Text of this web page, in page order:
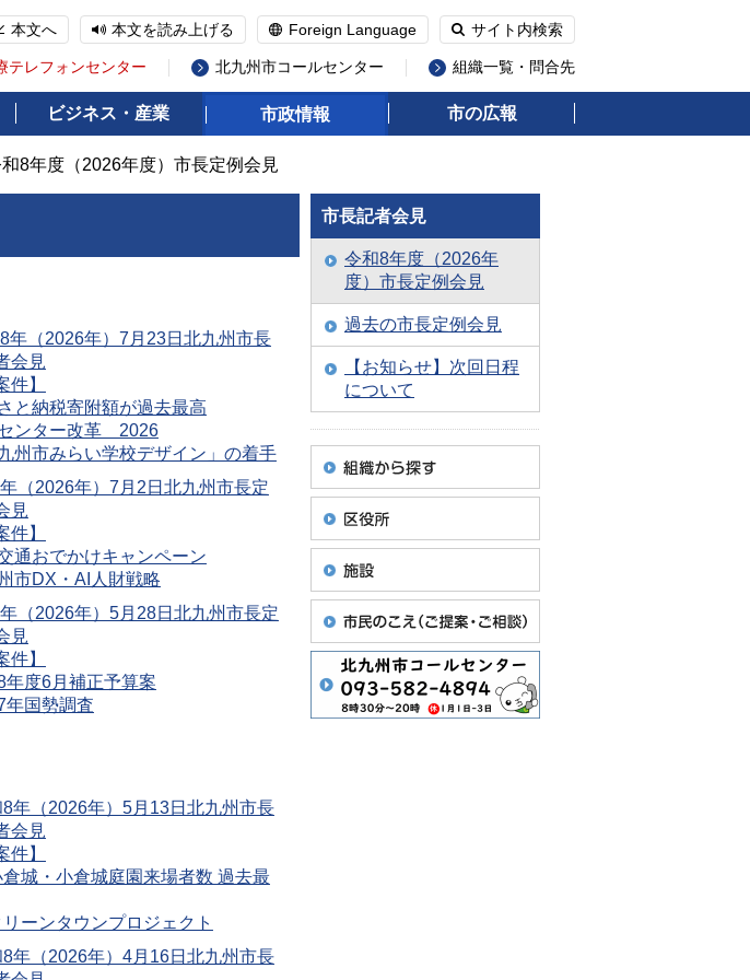
本文へ 本文を読み上げる Foreign Language サイト内検索
テレフォンセンター 北九州市コールセンター 組織一覧・問合先
ビジネス・産業 市政情報 市の広報
8年度（2026年度）市長定例会見
年（2026年）7月23日北九州市長
会見
件】
と納税寄附額が過去最高
ンター改革 2026
州市みらい学校デザイン」の着手
（2026年）7月2日北九州市長定
見
件】
通おでかけキャンペーン
市DX・AI人財戦略
（2026年）5月28日北九州市長定
見
件】
年度6月補正予算案
年国勢調査
年（2026年）5月13日北九州市長
会見
件】
倉城・小倉城庭園来場者数 過去最
リーンタウンプロジェクト
年（2026年）4月16日北九州市長
市長記者会見
令和8年度（2026年
度）市長定例会見
過去の市長定例会見
【お知らせ】次回日程
について